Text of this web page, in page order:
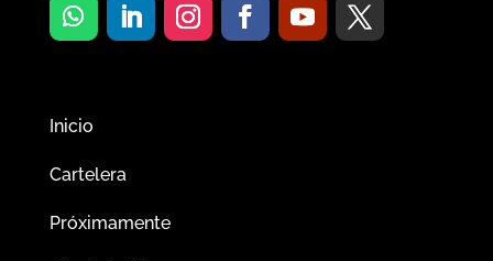
Inicio
Cartelera
Próximamente